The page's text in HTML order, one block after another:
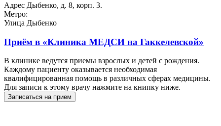
Адрес Дыбенко, д. 8, корп. 3.
Метро:
Улица Дыбенко
Приём в «Клиника МЕДСИ на Гаккелевской»
В клинике ведутся приемы взрослых и детей с рождения.
Каждому пациенту оказывается необходимая
квалифицированная помощь в различных сферах медицины.
Для записи к этому врачу нажмите на книпку ниже.
Записаться на прием